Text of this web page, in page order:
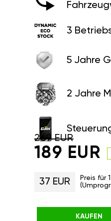
3
5 Jahre
2 Jahre
269 EUR
189 EUR
37 EUR
Preis für
KAUFEN